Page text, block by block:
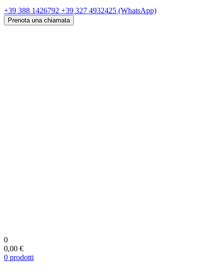
+39 388 1426792 +39 327 4932425 (WhatsApp)
Prenota una chiamata
0
0,00 €
0 prodotti